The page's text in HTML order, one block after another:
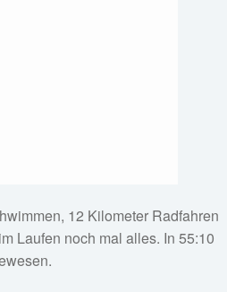
12 Kilometer Radfahren
Laufen noch mal alles. In 55:10